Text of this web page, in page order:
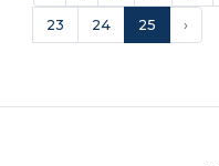
23 24 25 ›